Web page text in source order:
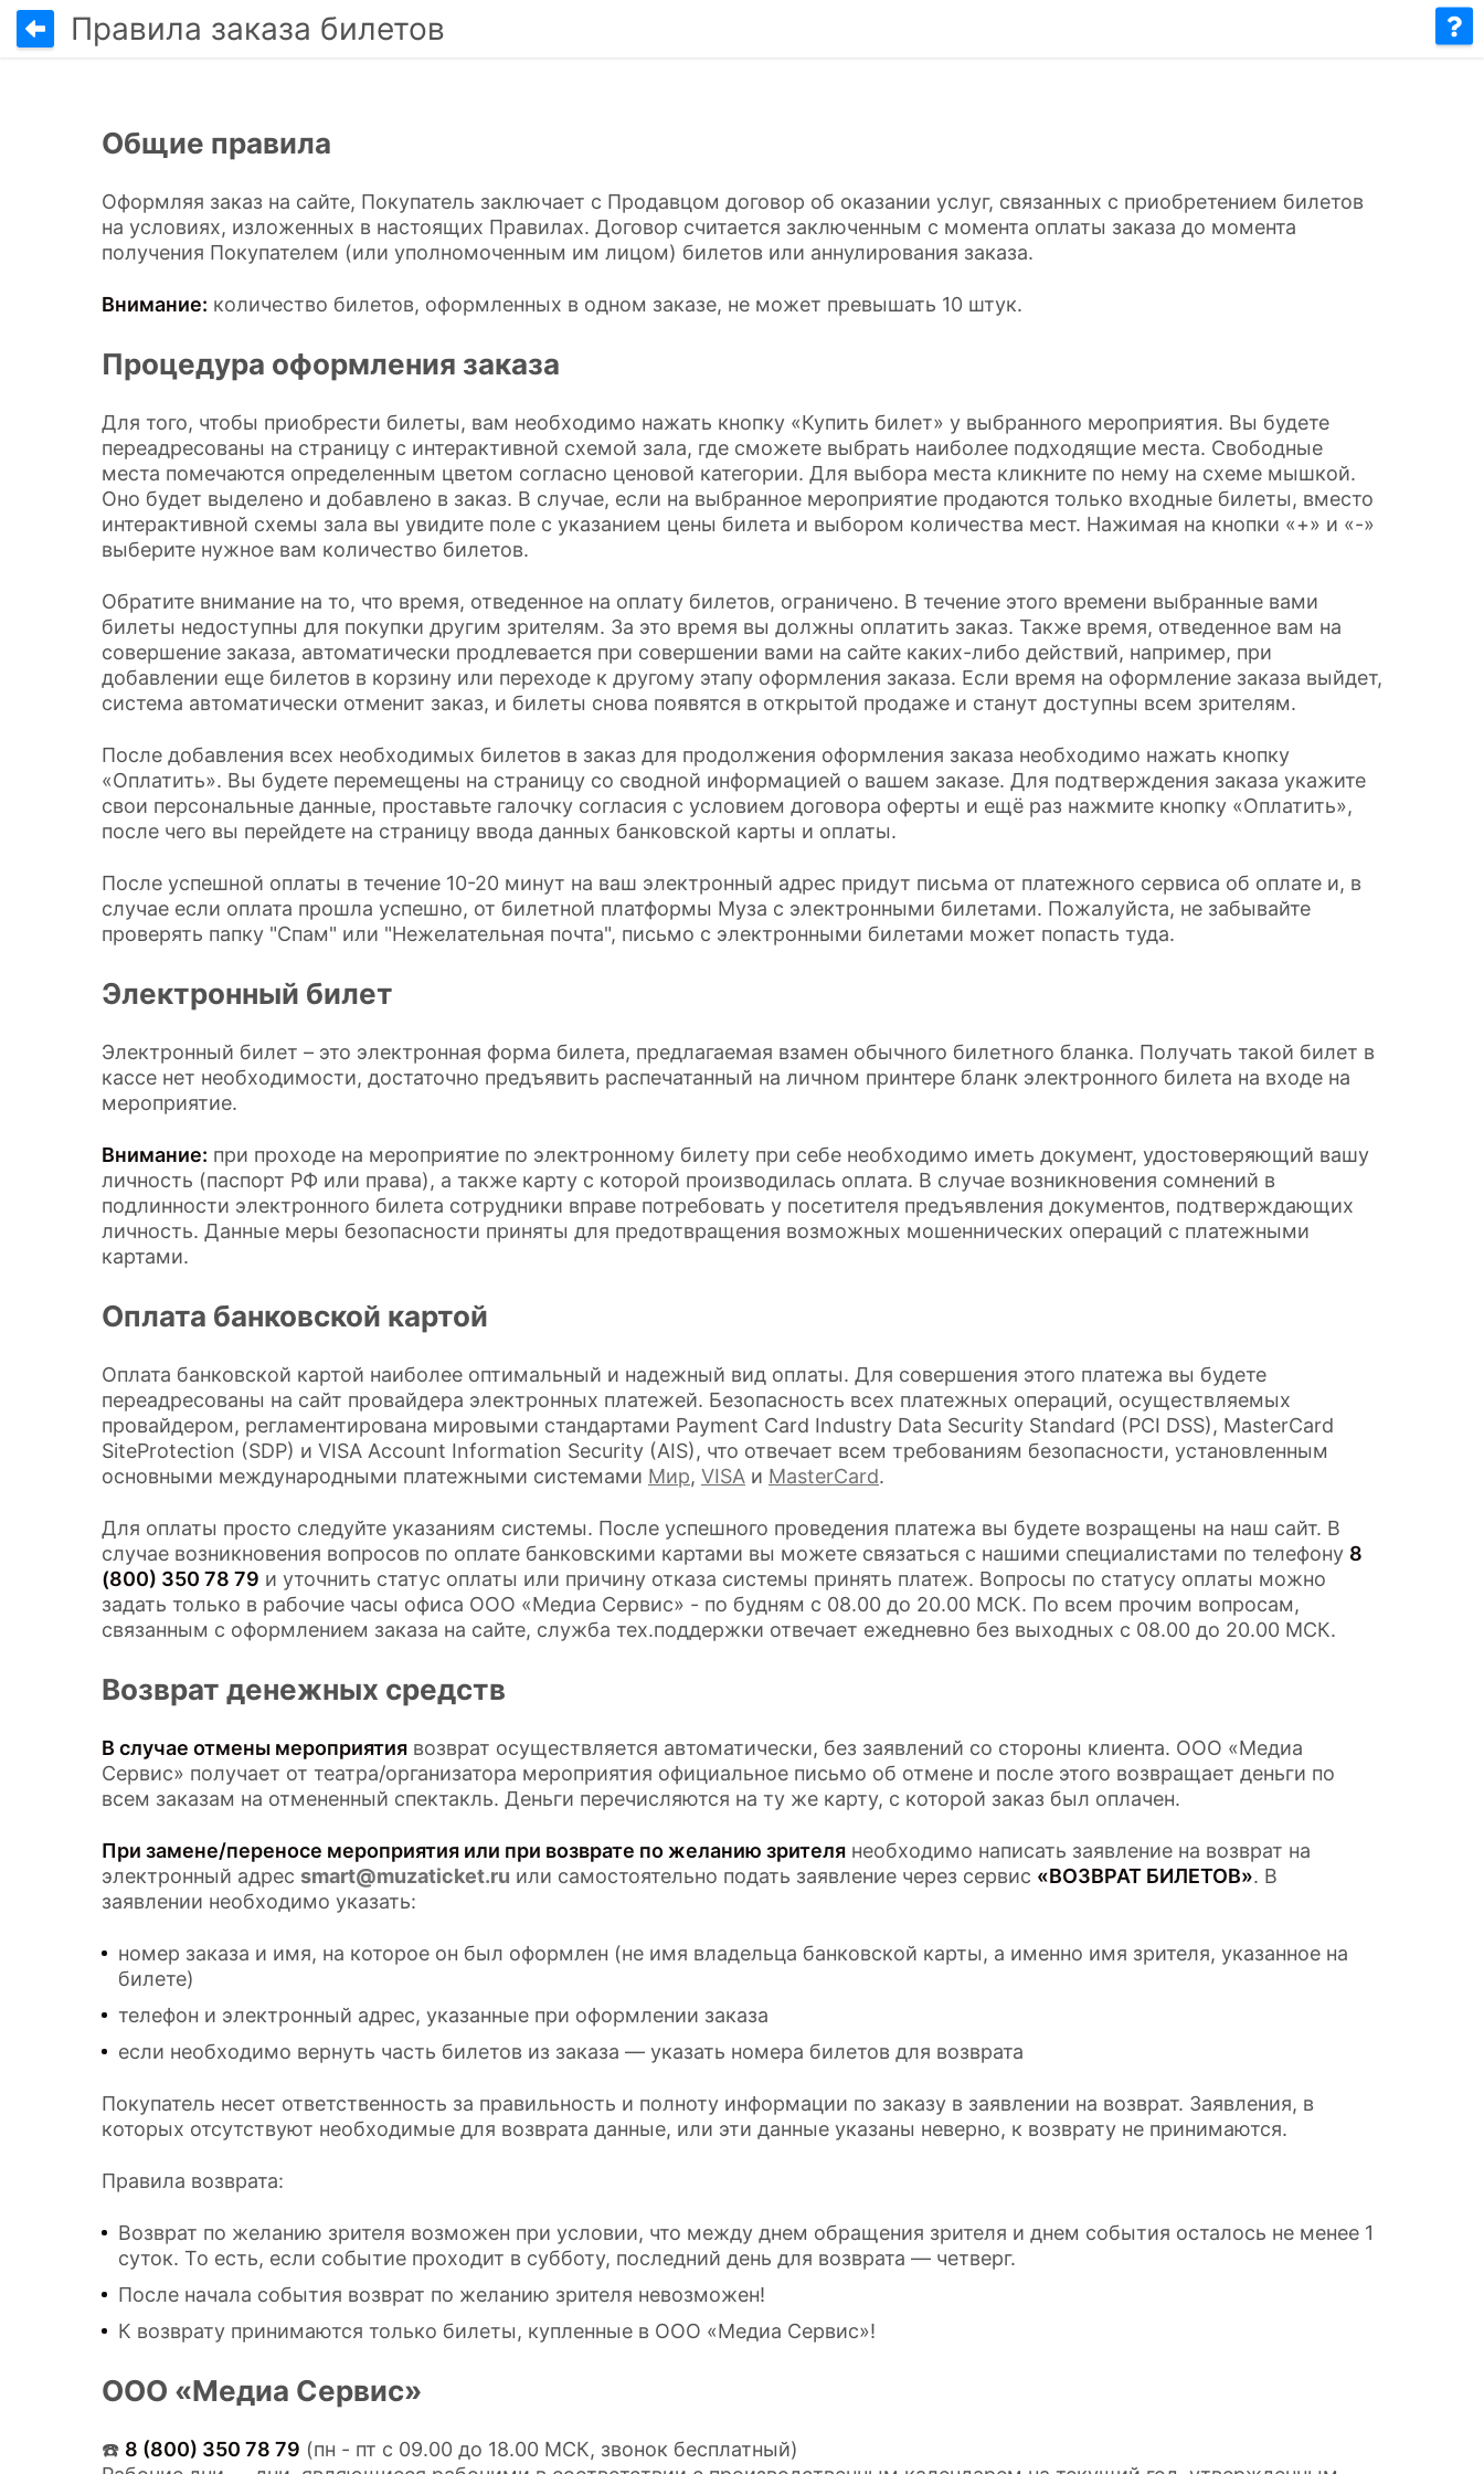
Правила заказа билетов
Общие правила
Оформляя заказ на сайте, Покупатель заключает c Продавцом договор об оказании услуг, связанных с приобретением билетов
на условиях, изложенных в настоящих Правилах. Договор считается заключенным с момента оплаты заказа до момента
получения Покупателем (или уполномоченным им лицом) билетов или аннулирования заказа.
Внимание: количество билетов, оформленных в одном заказе, не может превышать 10 штук.
Процедура оформления заказа
Для того, чтобы приобрести билеты, вам необходимо нажать кнопку «Купить билет» у выбранного мероприятия. Вы будете
переадресованы на страницу с интерактивной схемой зала, где сможете выбрать наиболее подходящие места. Свободные
места помечаются определенным цветом согласно ценовой категории. Для выбора места кликните по нему на схеме мышкой.
Оно будет выделено и добавлено в заказ. В случае, если на выбранное мероприятие продаются только входные билеты, вместо
интерактивной схемы зала вы увидите поле с указанием цены билета и выбором количества мест. Нажимая на кнопки «+» и «-»
выберите нужное вам количество билетов.
Обратите внимание на то, что время, отведенное на оплату билетов, ограничено. В течение этого времени выбранные вами
билеты недоступны для покупки другим зрителям. За это время вы должны оплатить заказ. Также время, отведенное вам на
совершение заказа, автоматически продлевается при совершении вами на сайте каких-либо действий, например, при
добавлении еще билетов в корзину или переходе к другому этапу оформления заказа. Если время на оформление заказа выйдет,
система автоматически отменит заказ, и билеты снова появятся в открытой продаже и станут доступны всем зрителям.
После добавления всех необходимых билетов в заказ для продолжения оформления заказа необходимо нажать кнопку
«Оплатить». Вы будете перемещены на страницу со сводной информацией о вашем заказе. Для подтверждения заказа укажите
свои персональные данные, проставьте галочку согласия с условием договора оферты и ещё раз нажмите кнопку «Оплатить»,
после чего вы перейдете на страницу ввода данных банковской карты и оплаты.
После успешной оплаты в течение 10-20 минут на ваш электронный адрес придут письма от платежного сервиса об оплате и, в
случае если оплата прошла успешно, от билетной платформы Муза с электронными билетами. Пожалуйста, не забывайте
проверять папку "Спам" или "Нежелательная почта", письмо с электронными билетами может попасть туда.
Электронный билет
Электронный билет – это электронная форма билета, предлагаемая взамен обычного билетного бланка. Получать такой билет в
кассе нет необходимости, достаточно предъявить распечатанный на личном принтере бланк электронного билета на входе на
мероприятие.
Внимание: при проходе на мероприятие по электронному билету при себе необходимо иметь документ, удостоверяющий вашу
личность (паспорт РФ или права), а также карту с которой производилась оплата. В случае возникновения сомнений в
подлинности электронного билета сотрудники вправе потребовать у посетителя предъявления документов, подтверждающих
личность. Данные меры безопасности приняты для предотвращения возможных мошеннических операций с платежными
картами.
Оплата банковской картой
Оплата банковской картой наиболее оптимальный и надежный вид оплаты. Для совершения этого платежа вы будете
переадресованы на сайт провайдера электронных платежей. Безопасность всех платежных операций, осуществляемых
провайдером, регламентирована мировыми стандартами Payment Card Industry Data Security Standard (PCI DSS), MasterCard
SiteProtection (SDP) и VISA Account Information Security (AIS), что отвечает всем требованиям безопасности, установленным
основными международными платежными системами Мир, VISA и MasterCard.
Для оплаты просто следуйте указаниям системы. После успешного проведения платежа вы будете возращены на наш сайт. В
случае возникновения вопросов по оплате банковскими картами вы можете связаться с нашими специалистами по телефону 8
(800) 350 78 79 и уточнить статус оплаты или причину отказа системы принять платеж. Вопросы по статусу оплаты можно
задать только в рабочие часы офиса ООО «Медиа Сервис» - по будням с 08.00 до 20.00 МСК. По всем прочим вопросам,
связанным с оформлением заказа на сайте, служба тех.поддержки отвечает ежедневно без выходных с 08.00 до 20.00 МСК.
Возврат денежных средств
В случае отмены мероприятия возврат осуществляется автоматически, без заявлений со стороны клиента. ООО «Медиа
Сервис» получает от театра/организатора мероприятия официальное письмо об отмене и после этого возвращает деньги по
всем заказам на отмененный спектакль. Деньги перечисляются на ту же карту, с которой заказ был оплачен.
При замене/переносе мероприятия или при возврате по желанию зрителя необходимо написать заявление на возврат на
электронный адрес smart@muzaticket.ru или самостоятельно подать заявление через сервис «ВОЗВРАТ БИЛЕТОВ». В
заявлении необходимо указать:
номер заказа и имя, на которое он был оформлен (не имя владельца банковской карты, а именно имя зрителя, указанное на
билете)
телефон и электронный адрес, указанные при оформлении заказа
если необходимо вернуть часть билетов из заказа — указать номера билетов для возврата
Покупатель несет ответственность за правильность и полноту информации по заказу в заявлении на возврат. Заявления, в
которых отсутствуют необходимые для возврата данные, или эти данные указаны неверно, к возврату не принимаются.
Правила возврата:
Возврат по желанию зрителя возможен при условии, что между днем обращения зрителя и днем события осталось не менее 1
суток. То есть, если событие проходит в субботу, последний день для возврата — четверг.
После начала события возврат по желанию зрителя невозможен!
К возврату принимаются только билеты, купленные в ООО «Медиа Сервис»!
ООО «Медиа Сервис»
☎️ 8 (800) 350 78 79 (пн - пт с 09.00 до 18.00 МСК, звонок бесплатный)